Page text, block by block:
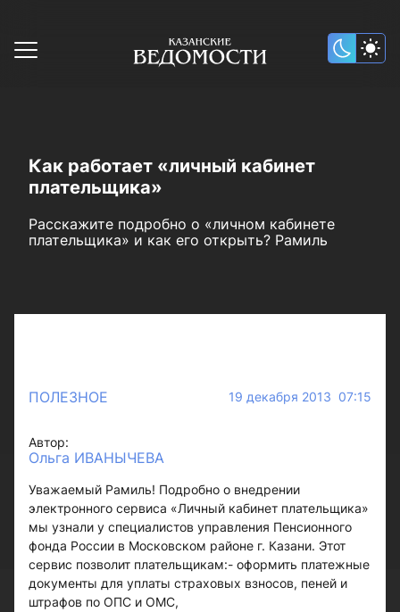
Как работает «личный кабинет
плательщика»
Расскажите подробно о «личном кабинете
плательщика» и как его открыть? Рамиль
ПОЛЕЗНОЕ 19 декабря 2013 07:15
Автор:
Ольга ИВАНЫЧЕВА
Уважаемый Рамиль! Подробно о внедрении
электронного сервиса «Личный кабинет плательщика»
мы узнали у специалистов управления Пенсионного
фонда России в Московском районе г. Казани. Этот
сервис позволит плательщикам:- оформить платежные
документы для уплаты страховых взносов, пеней и
штрафов по ОПС и ОМС,